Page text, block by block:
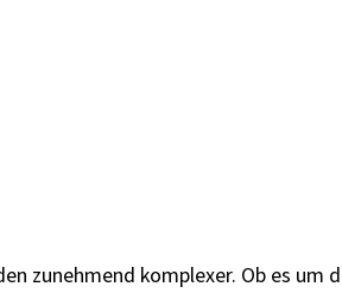
zunehmend komplexer. Ob es um